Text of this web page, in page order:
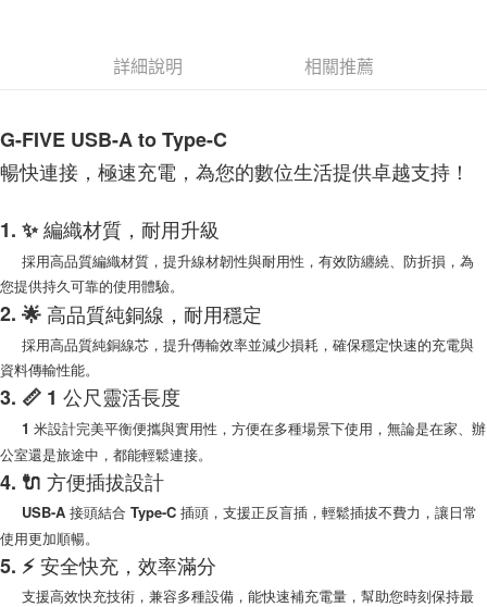
【關於「AFTEE先享後付」】
２．便利：只要手機號碼，簡訊認證，即可結帳。
３．安心：先確認商品／服務後，再付款。
１．於結帳方式選擇「AFTEE先享後付」後，將跳轉至「AFTEE先享後付」
２．訂單成立數日內，您將收到繳費通知簡訊。
３．收到繳費通知簡訊後14天內，點擊此簡訊中的連結，可透過四大超商／
ATM／網路銀行／等多元方式進行付款，方視為交易完成。
※ 請注意：結帳手續完成當下不需立刻繳費，但若您需要取消訂單，請聯絡
購買商品的店家。未經商家同意取消之訂單仍視為有效，需透過AFTEE先享
後付繳納相關費用。
是否繳費成功／繳費後需取消欲退款等相關疑問，請聯繫「AFTEE先享後付
客戶支援中心」https://netprotections.freshdesk.com/support/home
【注意事項】
１．透過由恩沛科技股份有限公司提供之「AFTEE先享後付」服務完成之交
權轉讓予恩沛科技股份有限公司。
２．關於個人資料處理事宜，請瀏覽以下網址：
https://aftee.tw/terms/#terms3
３．未成年的使用者請事先徵得法定代理人或監護人之同意方可使用
「AFTEE先享後付」，若未經同意申辦者引起之損失，本公司不負相關責
運送方式
付款後全家取貨
付款後7-11取貨
每筆NT$60，滿NT$999(含以上)免運費
(黑貓)宅配
每筆NT$100，滿NT$999(含以上)免運費
(郵局)離島宅配
每筆NT$200，滿NT$1,500(含以上)免運費
詳細說明 相關推薦
G-FIVE USB-A to Type-C
暢快連接，極速充電，為您的數位生活提供卓越支持！
1. ✨ 編織材質，耐用升級
採用高品質編織材質，提升線材韌性與耐用性，有效防纏繞、防折損，為
您提供持久可靠的使用體驗。
2. 🌟 高品質純銅線，耐用穩定
採用高品質純銅線芯，提升傳輸效率並減少損耗，確保穩定快速的充電與
資料傳輸性能。
3. 📏 1 公尺靈活長度
1 米設計完美平衡便攜與實用性，方便在多種場景下使用，無論是在家、辦
公室還是旅途中，都能輕鬆連接。
4. 🔌 方便插拔設計
USB-A 接頭結合 Type-C 插頭，支援正反盲插，輕鬆插拔不費力，讓日常
使用更加順暢。
5. ⚡ 安全快充，效率滿分
支援高效快充技術，兼容多種設備，能快速補充電量，幫助您時刻保持最